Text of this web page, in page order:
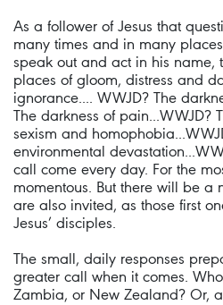
As a follower of Jesus that
many times and in many
speak out and act in his name,
places of gloom, distress and
ignorance.... WWJD? The
The darkness of pain...WWJD?
sexism and
environmental
call come every day. For the
momentous. But there will be a
are also invited, as those first
Jesus’ disciples.
The small, daily responses
greater call when it comes.
Zambia, or New Zealand? Or,